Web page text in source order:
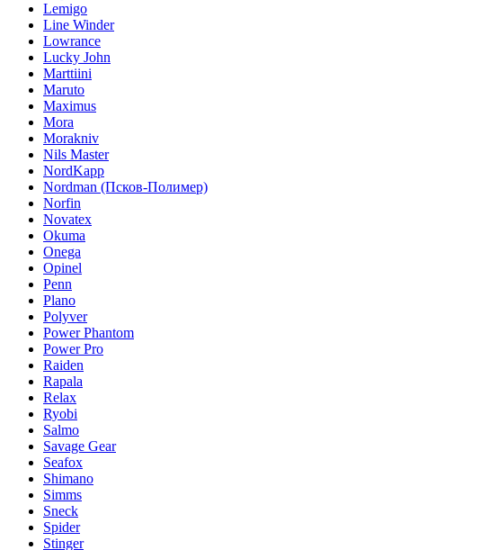
Lemigo
Line Winder
Lowrance
Lucky John
Marttiini
Maruto
Maximus
Mora
Morakniv
Nils Master
NordKapp
Nordman (Псков-Полимер)
Norfin
Novatex
Okuma
Onega
Opinel
Penn
Plano
Polyver
Power Phantom
Power Pro
Raiden
Rapala
Relax
Ryobi
Salmo
Savage Gear
Seafox
Shimano
Simms
Sneck
Spider
Stinger